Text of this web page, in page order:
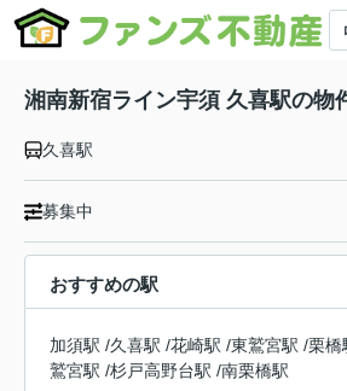
湘南新宿ライン宇須 久喜駅の物
久喜駅
募集中
おすすめの駅
加須駅 /久喜駅 /花崎駅 /東鷲宮駅 /栗橋
鷲宮駅 /杉戸高野台駅 /南栗橋駅